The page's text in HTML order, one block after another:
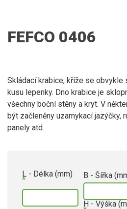
FEFCO 0406
Skládací krabice, kříže se obvykle
kusu lepenky. Dno krabice je
všechny boční stěny a kryt. V
být začleněny uzamykací jazýčky,
panely atd.
L - Délka (mm) B - Šířka
H - Výška